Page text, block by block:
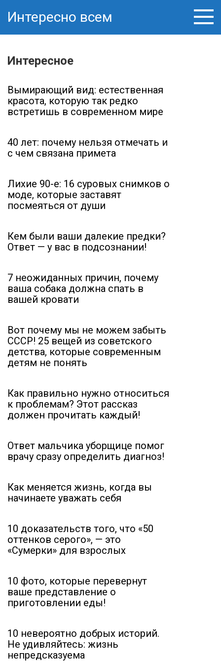
Интересно всем
Интересное
Вымирающий вид: естественная
красота, которую так редко
встретишь в современном мире
40 лет: почему нельзя отмечать и
с чем связана примета
Лихие 90-е: 16 суровых снимков о
моде, которые заставят
посмеяться от души
Кем были ваши далекие предки?
Ответ — у вас в подсознании!
7 неожиданных причин, почему
ваша собака должна спать в
вашей кровати
Вот почему мы не можем забыть
СССР! 25 вещей из советского
детства, которые современным
детям не понять
Как правильно нужно относиться
к проблемам? Этот рассказ
должен прочитать каждый!
Ответ мальчика уборщице помог
врачу сразу определить диагноз!
Как меняется жизнь, когда вы
начинаете уважать себя
10 доказательств того, что «50
оттенков серого», — это
«Сумерки» для взрослых
10 фото, которые перевернут
ваше представление о
приготовлении еды!
10 невероятно добрых историй.
Не удивляйтесь: жизнь
непредсказуема